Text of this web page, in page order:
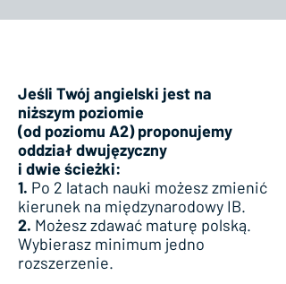
Jeśli Twój angielski jest na
niższym poziomie
(od poziomu A2) proponujemy
oddział dwujęzyczny
i dwie ścieżki:
1. Po 2 latach nauki możesz zmienić
kierunek na międzynarodowy IB.
2. Możesz zdawać maturę polską.
Wybierasz minimum jedno
rozszerzenie.